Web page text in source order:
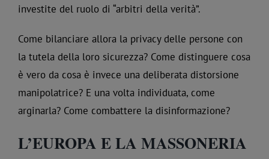
investite del ruolo di “arbitri della verità”.
Come bilanciare allora la privacy delle persone con
la tutela della loro sicurezza? Come distinguere cosa
è vero da cosa è invece una deliberata distorsione
manipolatrice? E una volta individuata, come
arginarla? Come combattere la disinformazione?
L’EUROPA E LA MASSONERIA